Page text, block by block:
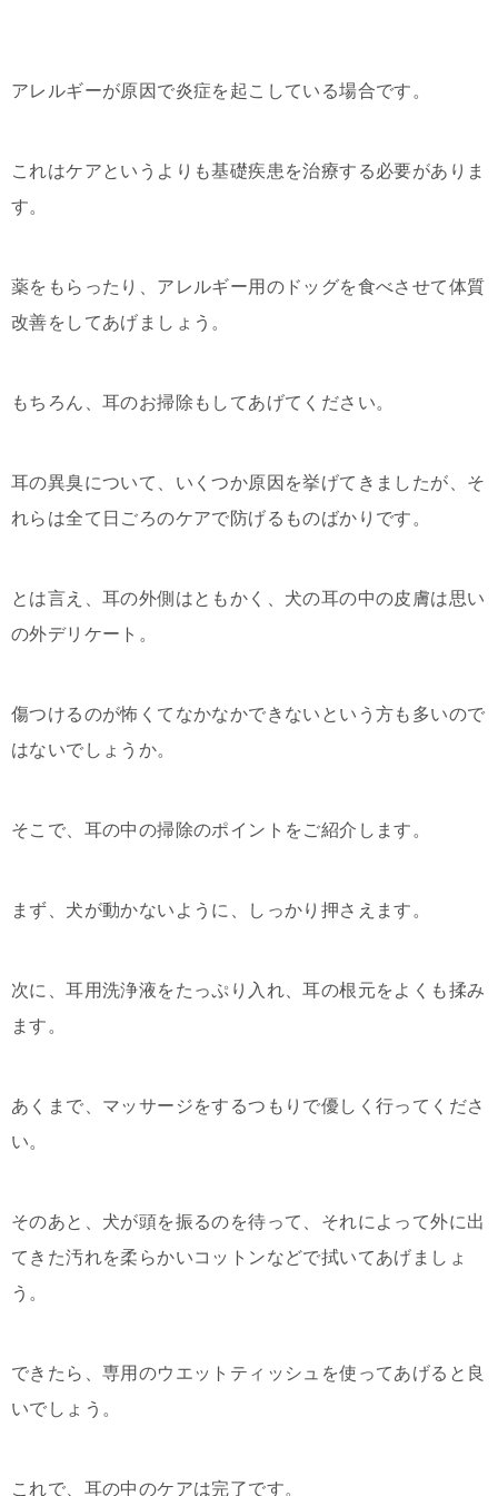
アレルギーが原因で炎症を起こしている場合です。
これはケアというよりも基礎疾患を治療する必要がありま
す。
薬をもらったり、アレルギー用のドッグを食べさせて体質
改善をしてあげましょう。
もちろん、耳のお掃除もしてあげてください。
耳の異臭について、いくつか原因を挙げてきましたが、そ
れらは全て日ごろのケアで防げるものばかりです。
とは言え、耳の外側はともかく、犬の耳の中の皮膚は思い
の外デリケート。
傷つけるのが怖くてなかなかできないという方も多いので
はないでしょうか。
そこで、耳の中の掃除のポイントをご紹介します。
まず、犬が動かないように、しっかり押さえます。
次に、耳用洗浄液をたっぷり入れ、耳の根元をよくも揉み
ます。
あくまで、マッサージをするつもりで優しく行ってくださ
い。
そのあと、犬が頭を振るのを待って、それによって外に出
てきた汚れを柔らかいコットンなどで拭いてあげましょ
う。
できたら、専用のウエットティッシュを使ってあげると良
いでしょう。
これで、耳の中のケアは完了です。